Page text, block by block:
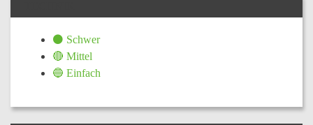
⚫ Schwer
🔴 Mittel
🔵 Einfach